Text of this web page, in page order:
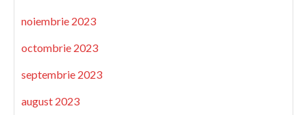
noiembrie 2023
octombrie 2023
septembrie 2023
august 2023